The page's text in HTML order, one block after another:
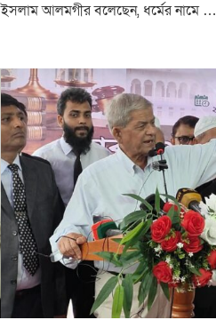
ইসলাম আলমগীর বলেছেন, ধর্মের নামে …